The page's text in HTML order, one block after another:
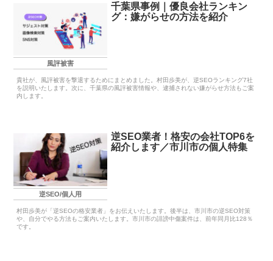
風評被害
千葉県事例｜優良会社ランキン
グ：嫌がらせの方法を紹介
貴社が、風評被害を撃退するためにまとめました。村田歩美が、逆SEOランキング7社
を説明いたします。次に、千葉県の風評被害情報や、逮捕されない嫌がらせ方法もご案
内します。
逆SEO/個人用
逆SEO業者！格安の会社TOP6を
紹介します／市川市の個人特集
村田歩美が「逆SEOの格安業者」をお伝えいたします。後半は、市川市の逆SEO対策
や、自分でやる方法もご案内いたします。市川市の誹謗中傷案件は、前年同月比128％
です。